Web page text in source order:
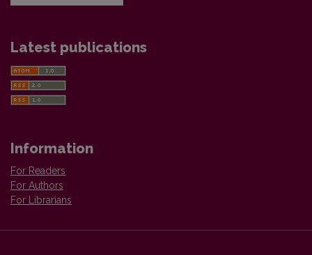
Latest publications
Information
For Readers
For Authors
For Librarians